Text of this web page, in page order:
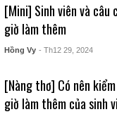
[Mini] Sinh viên và câu
giờ làm thêm
Hồng Vy - Th12 29, 2024
[Nàng thơ] Có nên
giờ làm thêm của sinh